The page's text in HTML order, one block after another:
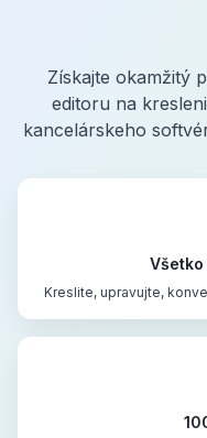
Získajte okamžitý
editoru na
kancelárskeho
Všetko
Kreslite, upravujte,